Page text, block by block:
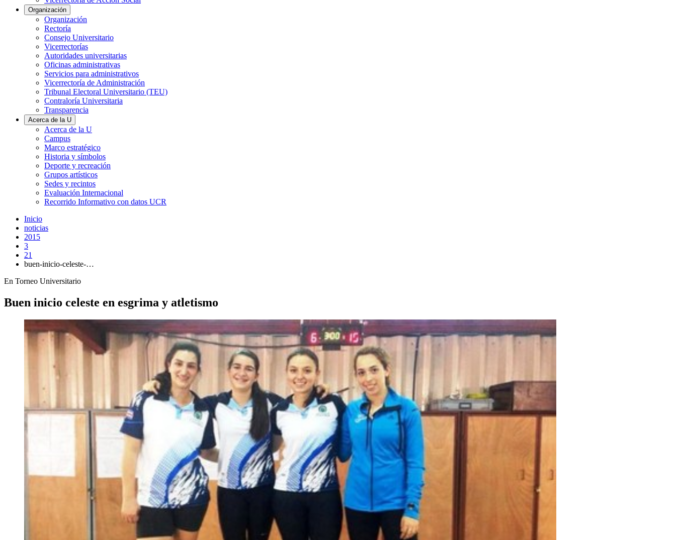
Organización
Organización
Rectoría
Consejo Universitario
Vicerrectorías
Autoridades universitarias
Oficinas administrativas
Servicios para administrativos
Vicerrectoría de Administración
Tribunal Electoral Universitario (TEU)
Contraloría Universitaria
Transparencia
Acerca de la U
Acerca de la U
Campus
Marco estratégico
Historia y símbolos
Deporte y recreación
Grupos artísticos
Sedes y recintos
Evaluación Internacional
Recorrido Informativo con datos UCR
Inicio
noticias
2015
3
21
buen-inicio-celeste-…
En Torneo Universitario
Buen inicio celeste en esgrima y atletismo